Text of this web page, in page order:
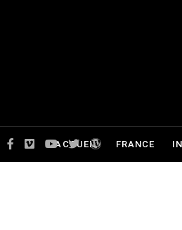
ACCUEIL FRANCE